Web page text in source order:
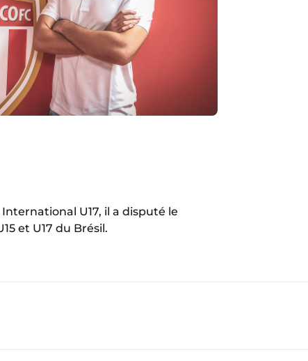
U17, il a disputé le
et U17 du Brésil.